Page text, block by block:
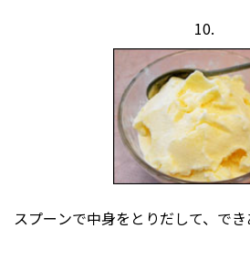
10.
スプーンで中身をとりだして、でき